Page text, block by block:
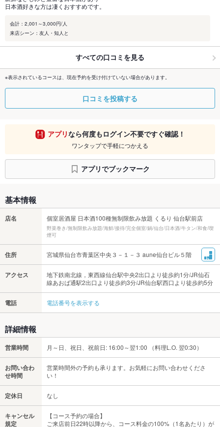
日本酒好きな方は凄くおすすめです。
会計：2,001～3,000円/人
来店シーン：友人・知人と
すべての口コミを見る
※表示されているコースは、現在予約を受け付けていない場合があります。
口コミを投稿する
アプリなら何度もログイン不要ですぐ確認！
ワンタップで手軽につかえる
アプリでブックマーク
基本情報
店名 個室居酒屋 日本酒100種無制限飲み放題 くるり 仙台駅前店
野菜巻き/無制限飲み放題/海鮮/接待/完全個室/鍋/仙台/日本酒/牛タン/和食/喫
煙可
住所 宮城県仙台市青葉区中央３－１－３ aune仙台ビル５階
アクセス
地下鉄南北線，東西線仙台駅中央2出口より徒歩約1分/JR仙石
線あおば通駅2出口より徒歩約3分/JR仙台駅西口より徒歩約5分
電話 電話番号を表示する
詳細情報
営業時間 月～日、祝日、祝前日: 16:00～翌1:00 （料理L.O. 翌0:30）
お問い合わ
せ時間
営業時間外の予約も承ります。お気軽にお問い合わせくださ
い！
定休日 なし
キャンセル
規定
【コース予約の場合】
ご来店前日22時以降から、コース料金の100%（1名あたり）が